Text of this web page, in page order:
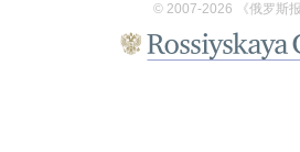
© 2007-2026 《俄罗斯